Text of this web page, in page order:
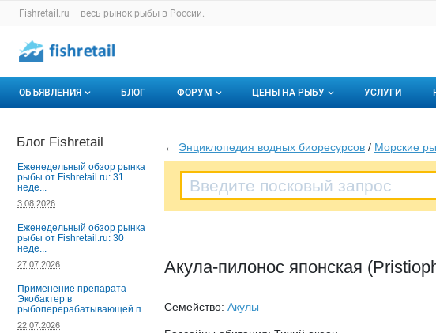
Раздел навигации по сайту fishretail.ru
Fishretail.ru – весь рынок рыбы в России.
Авторизация и меню пользователя
Навигация по разделам сайта fishretail.ru
ОБЪЯВЛЕНИЯ
Горячее предложение
Мои объявления
БЛОГ ФОРУМ
Избранные
С моим участием
ЦЕНЫ НА РЫБУ
Актуальные мониторинги
Динамика цен
УСЛУГИ
← Энциклопедия водных биоресурсов / Морские
Акула-пилонос японская
Семейство: Акулы
Блог Fishretail
Еженедельный обзор рынка
рыбы от Fishretail.ru: 31
неде...
3.08.2026
Еженедельный обзор рынка
рыбы от Fishretail.ru: 30
неде...
27.07.2026
Применение препарата
Экобактер в
рыбоперерабатывающей п...
22.07.2026